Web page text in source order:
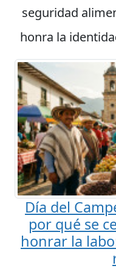
seguridad
honra la
Día del
por qué se
honrar la